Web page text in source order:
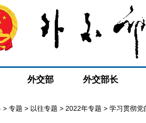
外交部 外交部长
> 专题 > 以往专题 > 2022年专题 > 学习贯彻党